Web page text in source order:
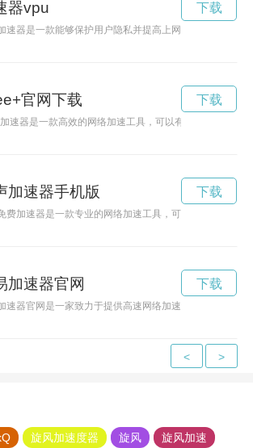
器vpu
速器是一款能够保护用户隐私并提高上网速度的应用程
下载
官网下载
速器是一款高效的网络加速工具，可以有效提升网络速
下载
加速器手机版
费加速器是一款专业的网络加速工具，可以帮助用户在
下载
加速器官网
速器官网是一家致力于提供高速网络加速服务的专业机
下载
< >
旋风加速度器 旋风 旋风加速